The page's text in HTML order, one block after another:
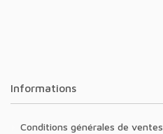
Informations
Conditions générales de ventes